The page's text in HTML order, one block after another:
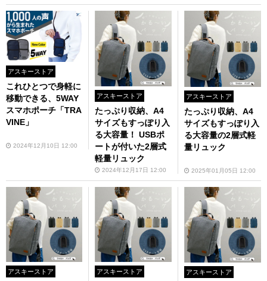
アスキーストア
これひとつで身軽に
移動できる、5WAY
スマホポーチ「TRA
VINE」
2024年12月10日 12:00
アスキーストア
たっぷり収納、A4
サイズもすっぽり入
る大容量！ USBポ
ートが付いた2層式
軽量リュック
2024年12月17日 12:00
アスキーストア
たっぷり収納、A4
サイズもすっぽり入
る大容量の2層式軽
量リュック
2025年01月05日 12:00
アスキーストア アスキーストア アスキーストア